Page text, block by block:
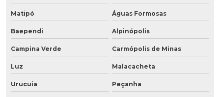
Matipó Águas Formosas
Baependi Alpinópolis
Campina Verde Carmópolis de Minas
Luz Malacacheta
Urucuia Peçanha